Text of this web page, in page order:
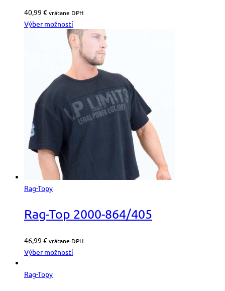
40,99 €vrátane DPH
Výber možností
Rag-Topy
Rag-Top 2000-864/405
46,99 €vrátane DPH
Výber možností
Rag-Topy